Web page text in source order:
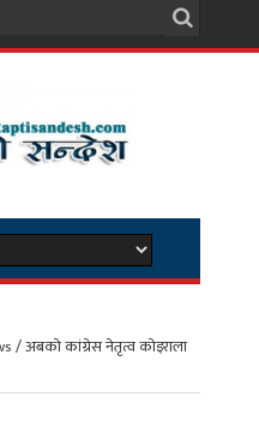
/अबको कांग्रेस नेतृत्व कोइराला